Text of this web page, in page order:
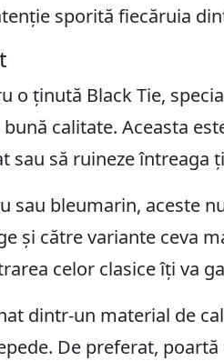
sporită fiecăruia
o ținută Black Tie,
calitate. Aceasta
sau să ruineze întreaga
sau bleumarin, aceste
și către variante ceva
celor clasice îți va
dintr-un material de
De preferat,